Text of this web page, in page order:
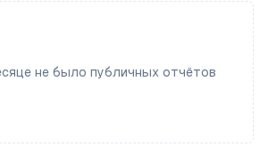
не было публичных отчётов